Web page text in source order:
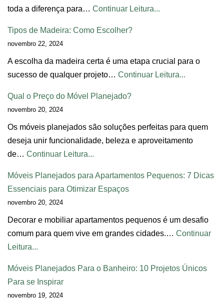
toda a diferença para… Continuar Leitura...
Tipos de Madeira: Como Escolher?
novembro 22, 2024
A escolha da madeira certa é uma etapa crucial para o
sucesso de qualquer projeto… Continuar Leitura...
Qual o Preço do Móvel Planejado?
novembro 20, 2024
Os móveis planejados são soluções perfeitas para quem
deseja unir funcionalidade, beleza e aproveitamento
de… Continuar Leitura...
Móveis Planejados para Apartamentos Pequenos: 7 Dicas
Essenciais para Otimizar Espaços
novembro 20, 2024
Decorar e mobiliar apartamentos pequenos é um desafio
comum para quem vive em grandes cidades.… Continuar
Leitura...
Móveis Planejados Para o Banheiro: 10 Projetos Únicos
Para se Inspirar
novembro 19, 2024